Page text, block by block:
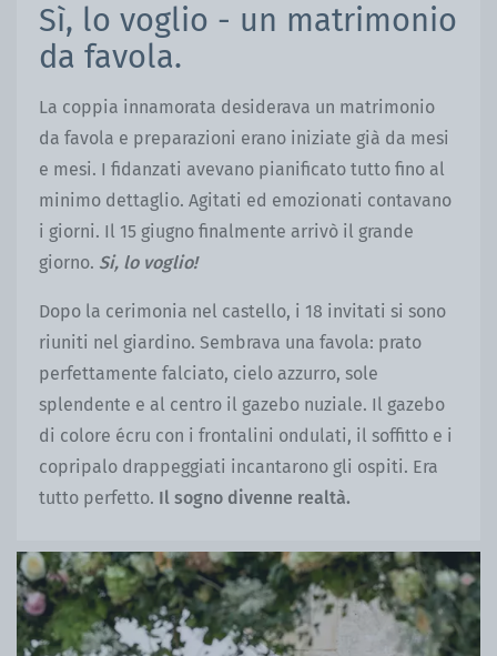
Sì, lo voglio - un matrimonio
da favola.
La coppia innamorata desiderava un matrimonio
da favola e preparazioni erano iniziate già da mesi
e mesi. I fidanzati avevano pianificato tutto fino al
minimo dettaglio. Agitati ed emozionati contavano
i giorni. Il 15 giugno finalmente arrivò il grande
giorno. Si, lo voglio!
Dopo la cerimonia nel castello, i 18 invitati si sono
riuniti nel giardino. Sembrava una favola: prato
perfettamente falciato, cielo azzurro, sole
splendente e al centro il gazebo nuziale. Il gazebo
di colore écru con i frontalini ondulati, il soffitto e i
copripalo drappeggiati incantarono gli ospiti. Era
tutto perfetto. Il sogno divenne realtà.